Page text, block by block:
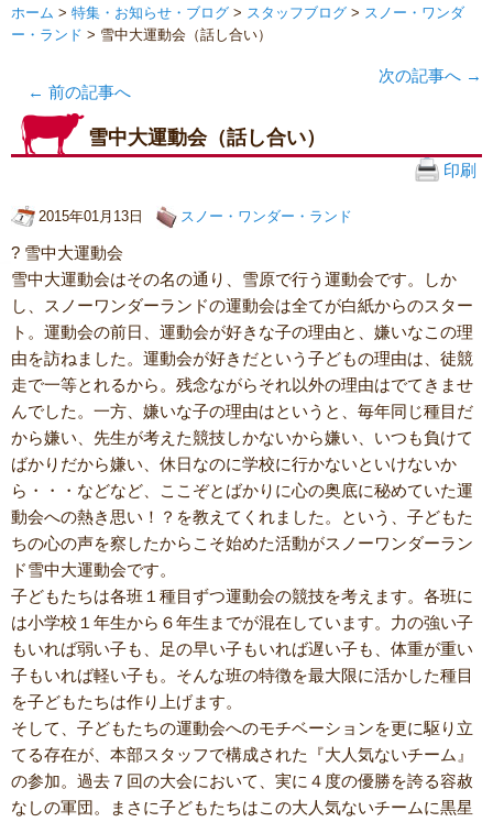
ホーム > 特集・お知らせ・ブログ > スタッフブログ > スノー・ワンダ
ー・ランド > 雪中大運動会（話し合い）
← 前の記事へ
次の記事へ →
雪中大運動会（話し合い）
印刷
2015年01月13日 スノー・ワンダー・ランド
? 雪中大運動会
雪中大運動会はその名の通り、雪原で行う運動会です。しか
し、スノーワンダーランドの運動会は全てが白紙からのスター
ト。運動会の前日、運動会が好きな子の理由と、嫌いなこの理
由を訪ねました。運動会が好きだという子どもの理由は、徒競
走で一等とれるから。残念ながらそれ以外の理由はでてきませ
んでした。一方、嫌いな子の理由はというと、毎年同じ種目だ
から嫌い、先生が考えた競技しかないから嫌い、いつも負けて
ばかりだから嫌い、休日なのに学校に行かないといけないか
ら・・・などなど、ここぞとばかりに心の奥底に秘めていた運
動会への熱き思い！？を教えてくれました。という、子どもた
ちの心の声を察したからこそ始めた活動がスノーワンダーラン
ド雪中大運動会です。
子どもたちは各班１種目ずつ運動会の競技を考えます。各班に
は小学校１年生から６年生までが混在しています。力の強い子
もいれば弱い子も、足の早い子もいれば遅い子も、体重が重い
子もいれば軽い子も。そんな班の特徴を最大限に活かした種目
を子どもたちは作り上げます。
そして、子どもたちの運動会へのモチベーションを更に駆り立
てる存在が、本部スタッフで構成された『大人気ないチーム』
の参加。過去７回の大会において、実に４度の優勝を誇る容赦
なしの軍団。まさに子どもたちはこの大人気ないチームに黒星